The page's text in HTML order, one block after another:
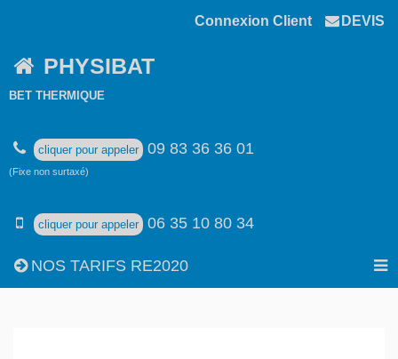
Connexion Client DEVIS
PHYSIBAT
BET THERMIQUE
cliquer pour appeler 09 83 36 36 01
(Fixe non surtaxé)
cliquer pour appeler 06 35 10 80 34
NOS TARIFS RE2020